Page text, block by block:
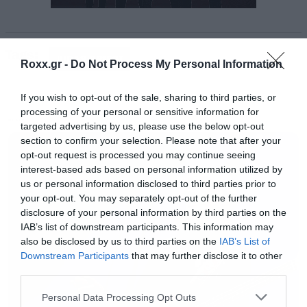
Roxx.gr - Do Not Process My Personal Information
If you wish to opt-out of the sale, sharing to third parties, or
processing of your personal or sensitive information for
targeted advertising by us, please use the below opt-out
section to confirm your selection. Please note that after your
opt-out request is processed you may continue seeing
interest-based ads based on personal information utilized by
us or personal information disclosed to third parties prior to
your opt-out. You may separately opt-out of the further
disclosure of your personal information by third parties on the
IAB’s list of downstream participants. This information may
also be disclosed by us to third parties on the IAB’s List of
Downstream Participants that may further disclose it to other
Please note that this website/app uses one or more Google
Personal Data Processing Opt Outs
JUDAS PRIEST